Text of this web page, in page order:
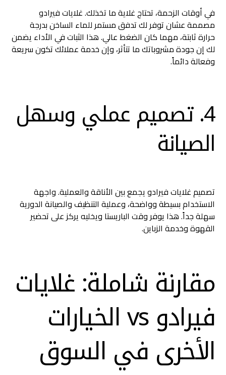
في أوقات الزحمة، تحتاج غلاية ما تخذلك. غلايات فيرادو
مصممة عشان توفر لك تدفق مستمر للماء الساخن بدرجة
حرارة ثابتة، مهما كان الضغط عالي. هذا الثبات في الأداء يضمن
لك إن جودة مشروباتك ما تتأثر، وإن خدمة عملائك تكون سريعة
وفعالة دائماً.
4. تصميم عملي وسهل
الصيانة
تصميم غلايات فيرادو يجمع بين الأناقة والعملية. واجهة
الاستخدام بسيطة وواضحة، وعملية التنظيف والصيانة الدورية
سهلة جداً. هذا يوفر وقت الباريستا ويخليه يركز على تحضير
القهوة وخدمة الزباين.
مقارنة شاملة: غلايات
فيرادو vs الخيارات
الأخرى في السوق